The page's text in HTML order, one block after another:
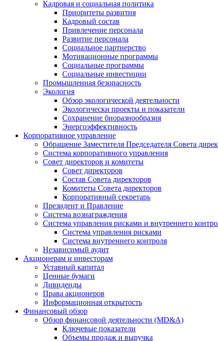
Кадровая и социальная политика
Приоритеты развития
Кадровый состав
Привлечение персонала
Развитие персонала
Социальное партнерство
Мотивационные программы
Социальные программы
Социальные инвестиции
Промышленная безопасность
Экология
Обзор экологической деятельности
Экологически проекты и показатели
Сохранение биоразнообразия
Энергоэффективность
Корпоративное управление
Обращение Заместителя Председателя Совета
Система корпоративного управления
Совет директоров и комитеты
Совет директоров
Состав Совета директоров
Комитеты Совета директоров
Корпоративный секретарь
Президент и Правление
Система вознаграждения
Система управления рисками и внутреннего
Система управления рисками
Система внутреннего контроля
Независимый аудит
Акционерам и инвесторам
Уставный капитал
Ценные бумаги
Дивиденды
Права акционеров
Информационная открытость
Финансовый обзор
Обзор финансовой деятельности (MD&A)
Ключевые показатели
Объемы продаж и выручка